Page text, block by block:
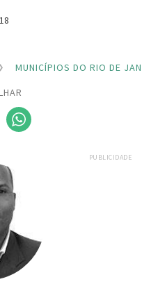
MUNICÍPIOS DO RIO DE
PUBLICIDADE